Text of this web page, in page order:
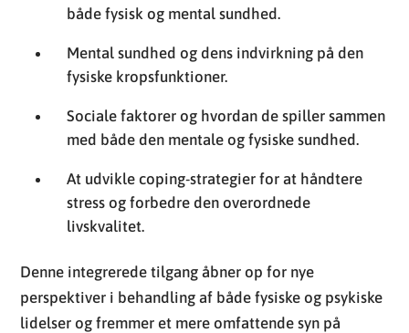
både fysisk og mental sundhed.
Mental sundhed og dens indvirkning på den
fysiske kropsfunktioner.
Sociale faktorer og hvordan de spiller sammen
med både den mentale og fysiske sundhed.
At udvikle coping-strategier for at håndtere
stress og forbedre den overordnede
livskvalitet.
Denne integrerede tilgang åbner op for nye
perspektiver i behandling af både fysiske og psykiske
lidelser og fremmer et mere omfattende syn på